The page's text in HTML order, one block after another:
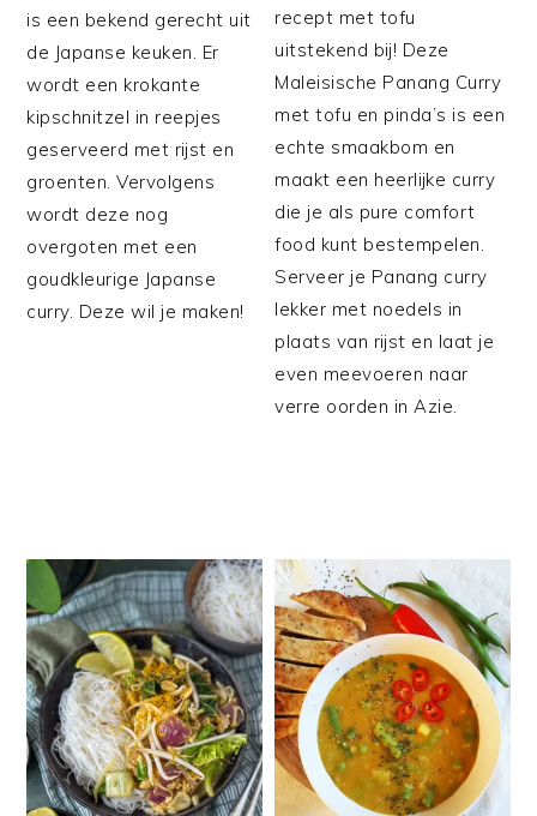
is een bekend gerecht uit
de Japanse keuken. Er
wordt een krokante
kipschnitzel in reepjes
geserveerd met rijst en
groenten. Vervolgens
wordt deze nog
overgoten met een
goudkleurige Japanse
curry. Deze wil je maken!
recept met tofu
uitstekend bij! Deze
Maleisische Panang Curry
met tofu en pinda’s is een
echte smaakbom en
maakt een heerlijke curry
die je als pure comfort
food kunt bestempelen.
Serveer je Panang curry
lekker met noedels in
plaats van rijst en laat je
even meevoeren naar
verre oorden in Azie.